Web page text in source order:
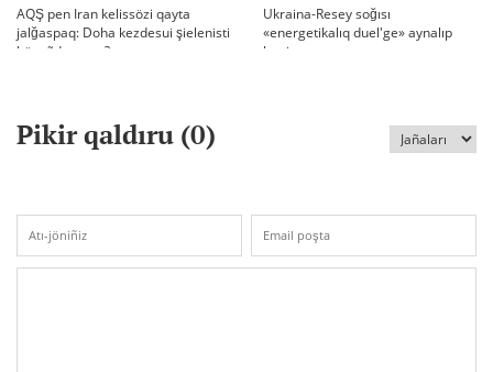
AQŞ pen Iran kelissözi qayta
jalğaspaq: Doha kezdesui şielenisti
bäseñdete me?
Ukraina-Resey soğısı
«energetikalıq duel'ge» aynalıp
ketti
Pikir qaldıru (0)